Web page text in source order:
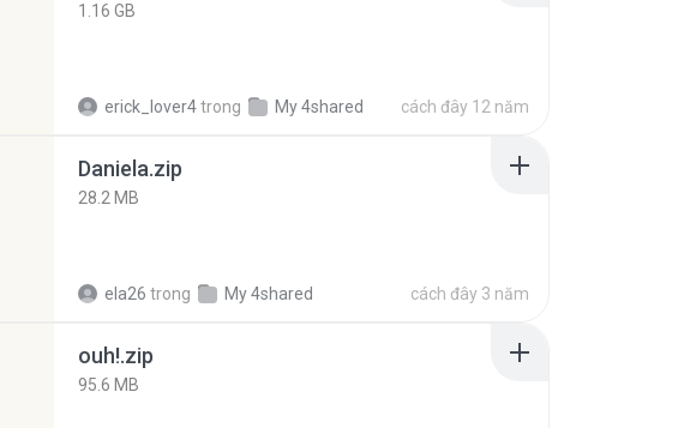
1.16 GB
erick_lover4trong My 4shared cách đây 12 năm
Daniela.zip
28.2 MB
ela26 trong My 4shared cách đây 3 năm
ouh!.zip
95.6 MB